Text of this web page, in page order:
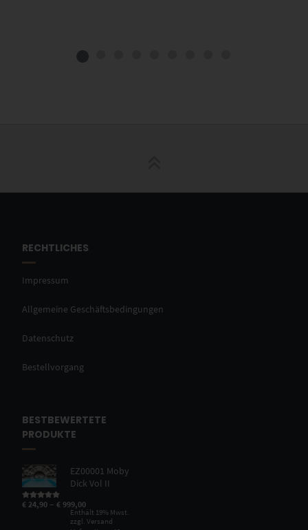
RECHTLICHES
Impressum
Allgemeine Geschäftsbedingungen
Datenschutz
Bestellvorgang
BESTBEWERTETE
PRODUKTE
EZ00001 Moby
Dick Vol II
Bewertet mit
von 5
€ 24,90 –€ 999,00
Enthält 19% Mwst.
zzgl.Versand